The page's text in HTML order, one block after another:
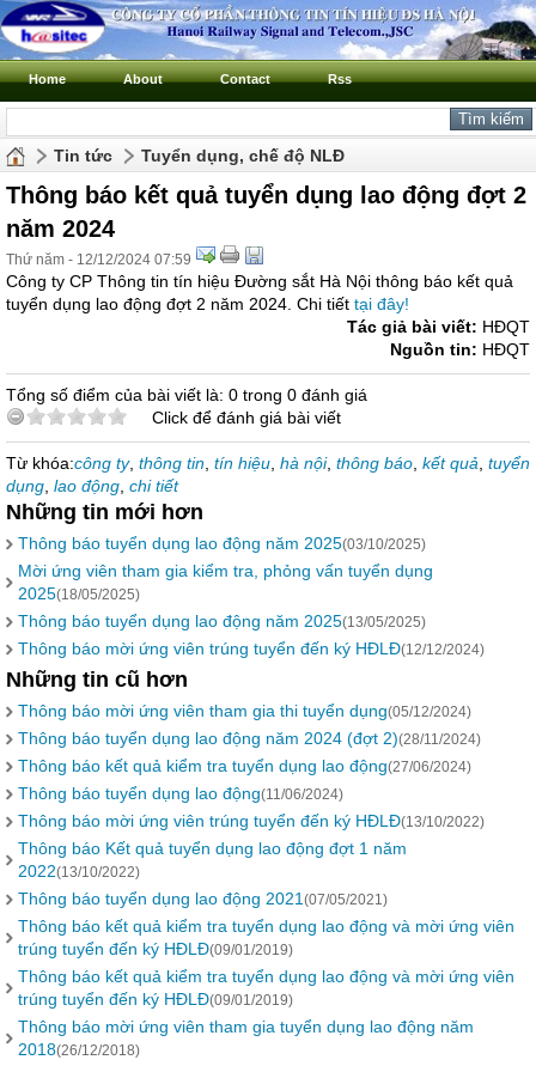
Home About Contact Rss
Tin tức Tuyển dụng, chế độ NLĐ
Thông báo kết quả tuyển dụng lao động đợt 2
năm 2024
Thứ năm - 12/12/2024 07:59
Công ty CP Thông tin tín hiệu Đường sắt Hà Nội thông báo kết quả
tuyển dụng lao động đợt 2 năm 2024. Chi tiết tại đây!
Tác giả bài viết: HĐQT
Nguồn tin: HĐQT
Tổng số điểm của bài viết là: 0 trong 0 đánh giá
Click để đánh giá bài viết
Từ khóa:công ty, thông tin tín hiệu hà nội, thông báo kết quả tuyển
dụng lao động chi tiết
Những tin mới hơn
Thông báo tuyển dụng lao động năm 2025(03/10/2025)
Mời ứng viên tham gia kiểm tra, phỏng vấn tuyển dụng
2025(18/05/2025)
Thông báo tuyển dụng lao động năm 2025(13/05/2025)
Thông báo mời ứng viên trúng tuyển đến ký HĐLĐ(12/12/2024)
Những tin cũ hơn
Thông báo mời ứng viên tham gia thi tuyển dụng(05/12/2024)
Thông báo tuyển dụng lao động năm 2024 (đợt 2)(28/11/2024)
Thông báo kết quả kiểm tra tuyển dụng lao động(27/06/2024)
Thông báo tuyển dụng lao động(11/06/2024)
Thông báo mời ứng viên trúng tuyển đến ký HĐLĐ(13/10/2022)
Thông báo Kết quả tuyển dụng lao động đợt 1 năm
2022(13/10/2022)
Thông báo tuyển dụng lao động 2021 (07/05/2021)
Thông báo kết quả kiểm tra tuyển dụng lao động và mời ứng viên
trúng tuyển đến ký HĐLĐ(09/01/2019)
Thông báo kết quả kiểm tra tuyển dụng lao động và mời ứng viên
trúng tuyển đến ký HĐLĐ(09/01/2019)
Thông báo mời ứng viên tham gia tuyển dụng lao động năm
2018(26/12/2018)